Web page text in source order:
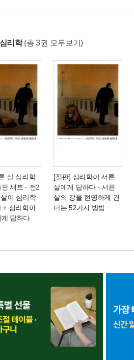
리학 (총 3권 모두보기)
살 심리학
세트 - 전2
이 심리학
+ 심리학이
답하다
[절판] 심리학이 서른
살에게 답하다 - 서른
살의 강을 현명하게 건
너는 52가지 방법